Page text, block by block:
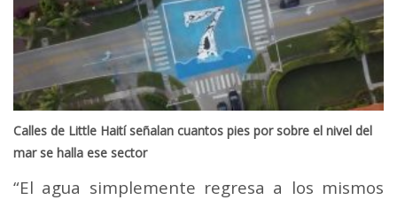
Calles de Little Haití señalan cuantos pies por sobre el nivel del
mar se halla ese sector
“El agua simplemente regresa a los mismos